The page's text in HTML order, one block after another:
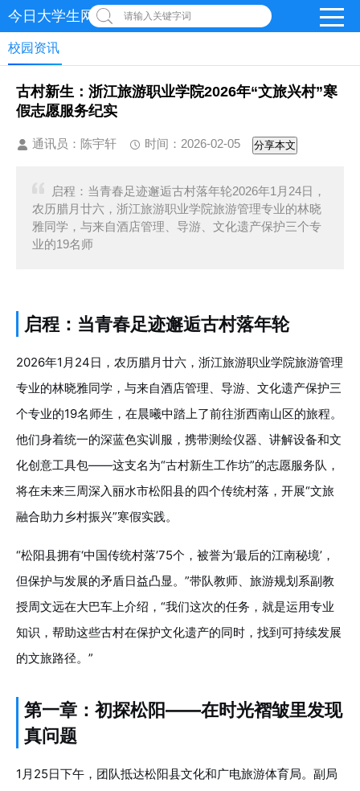
今日大学生网 | 在线投稿
请输入关键字词
校园资讯
古村新生：浙江旅游职业学院2026年“文旅兴村”寒
假志愿服务纪实
通讯员：陈宇轩 时间：2026-02-05 分享本文
启程：当青春足迹邂逅古村落年轮2026年1月24日，
农历腊月廿六，浙江旅游职业学院旅游管理专业的林晓
雅同学，与来自酒店管理、导游、文化遗产保护三个专
业的19名师
启程：当青春足迹邂逅古村落年轮
2026年1月24日，农历腊月廿六，浙江旅游职业学院旅游管理
专业的林晓雅同学，与来自酒店管理、导游、文化遗产保护三
个专业的19名师生，在晨曦中踏上了前往浙西南山区的旅程。
他们身着统一的深蓝色实训服，携带测绘仪器、讲解设备和文
化创意工具包——这支名为“古村新生工作坊”的志愿服务队，
将在未来三周深入丽水市松阳县的四个传统村落，开展“文旅
融合助力乡村振兴”寒假实践。
“松阳县拥有‘中国传统村落’75个，被誉为‘最后的江南秘境’，
但保护与发展的矛盾日益凸显。”带队教师、旅游规划系副教
授周文远在大巴车上介绍，“我们这次的任务，就是运用专业
知识，帮助这些古村在保护文化遗产的同时，找到可持续发展
的文旅路径。”
第一章：初探松阳——在时光褶皱里发现
真问题
1月25日下午，团队抵达松阳县文化和广电旅游体育局。副局